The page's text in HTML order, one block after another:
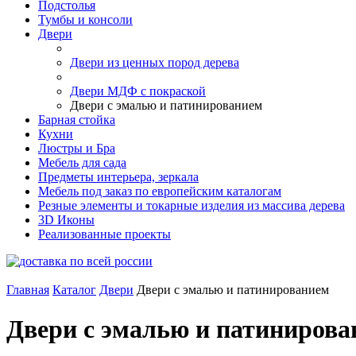
Подстолья
Тумбы и консоли
Двери
Двери из ценных пород дерева
Двери МДФ с покраской
Двери с эмалью и патинированием
Барная стойка
Кухни
Люстры и Бра
Мебель для сада
Предметы интерьера, зеркала
Мебель под заказ по европейским каталогам
Резные элементы и токарные изделия из массива дерева
3D Иконы
Реализованные проекты
Главная Каталог Двери Двери с эмалью и патинированием
Двери с эмалью и